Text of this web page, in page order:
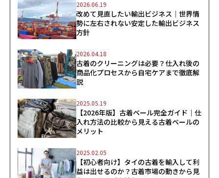
2026.06.19
改めて見直したい輸出ビジネス｜世界情
勢に左右されない安定した輸出ビジネス
方針
2026.04.18
古着のクリーニングは必要？仕入れ後の
商品化プロセスから自宅ケアまで徹底解
説
2025.05.19
【2026年版】古着ベール完全ガイド｜仕
入れ方法の比較から見える古着ベールの
メリット
2025.02.05
【初心者向け】タイの古着を輸入して利
益は出せるのか？古着市場の動きから見